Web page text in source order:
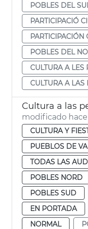
POBLES DEL
PARTICIPACIÓ
POBLES DEL
CULTURA A LES
CULTURA A LAS
Cultura a las
modificado hace
CULTURA Y
PUEBLOS DE
TODAS LAS
POBLES NORD
POBLES SUD
EN PORTADA
NORMAL